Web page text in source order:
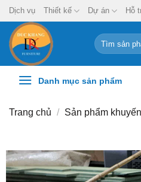
Chuyển
đến
nội
dung
Dịch vụ Thiết kế Dự án Hỗ
Tìm
kiếm:
Danh mục sản phẩm
Trang chủ / Sản phẩm